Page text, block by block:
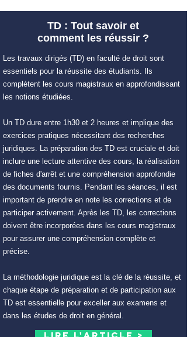
TD : Tout savoir et
comment les réussir ?
Les travaux dirigés (TD) en faculté de droit sont
essentiels pour la réussite des étudiants. Ils
complètent les cours magistraux en approfondissant
les notions étudiées.
Un TD dure entre 1h30 et 2 heures et implique des
exercices pratiques nécessitant des recherches
juridiques. La préparation des TD est cruciale et doit
inclure une lecture attentive des cours, la réalisation
de fiches d'arrêt et une compréhension approfondie
des documents fournis. Pendant les séances, il est
important de prendre en note les corrections et de
participer activement. Après les TD, les corrections
doivent être incorporées dans les cours magistraux
pour assurer une compréhension complète et
précise.
La méthodologie juridique est la clé de la réussite, et
chaque étape de préparation et de participation aux
TD est essentielle pour exceller aux examens et
dans les études de droit en général.